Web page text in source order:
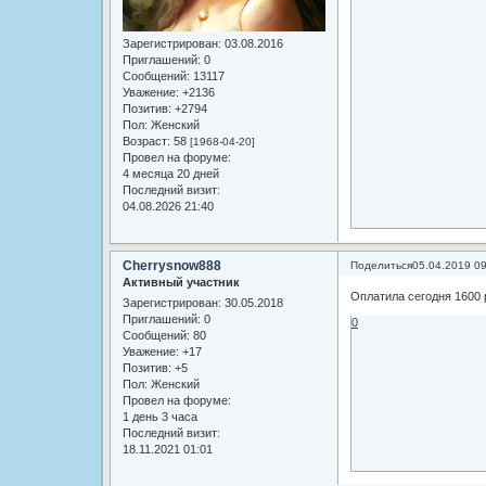
Зарегистрирован: 03.08.2016
Приглашений: 0
Сообщений: 13117
Уважение: +2136
Позитив: +2794
Пол: Женский
Возраст: 58 [1968-04-20]
Провел на форуме:
4 месяца 20 дней
Последний визит:
04.08.2026 21:40
Поделиться05.04.2019
Cherrysnow888
Активный участник
Зарегистрирован: 30.05.2018
Приглашений: 0
Сообщений: 80
Уважение: +17
Позитив: +5
Пол: Женский
Провел на форуме:
1 день 3 часа
Последний визит:
18.11.2021 01:01
Оплатила сегодня 1600
0